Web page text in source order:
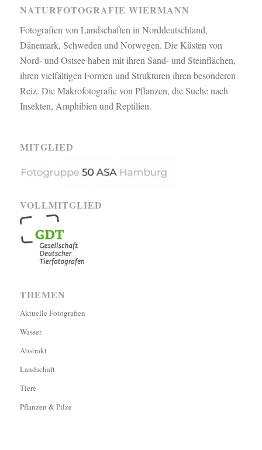
NATURFOTOGRAFIE WIERMANN
Fotografien von Landschaften in Norddeutschland,
Dänemark, Schweden und Norwegen. Die Küsten von
Nord- und Ostsee haben mit ihren Sand- und Steinflächen,
ihren vielfältigen Formen und Strukturen ihren besonderen
Reiz. Die Makrofotografie von Pflanzen, die Suche nach
Insekten, Amphibien und Reptilien.
MITGLIED
VOLLMITGLIED
THEMEN
Aktuelle Fotografien
Wasser
Abstrakt
Landschaft
Tiere
Pflanzen & Pilze